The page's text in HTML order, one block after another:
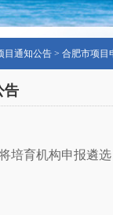
目通知公告 > 合肥市项目
告
培育机构申报遴选